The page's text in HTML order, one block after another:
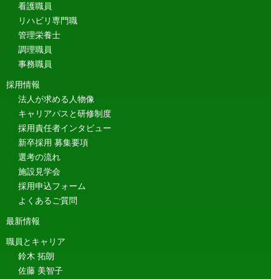
看護職員
リハビリ専門職
管理栄養士
調理職員
事務職員
採用情報
法人が求める人物像
キャリアパスと研修制度
採用責任者インタビュー
新卒採用 募集要項
選考の流れ
施設見学会
採用申込フォーム
よくあるご質問
最新情報
職員とキャリア
鈴木 拓朗
佐藤 美智子